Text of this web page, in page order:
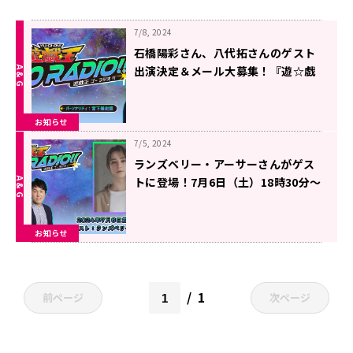
お知らせ
7/8, 2024
石橋陽彩さん、八代拓さんのゲスト
出演決定＆メール大募集！『遊☆戯
お知らせ
7/5, 2024
ランズベリー・アーサーさんがゲス
トに登場！7月6日（土）18時30分～
前ページ 1 次ページ